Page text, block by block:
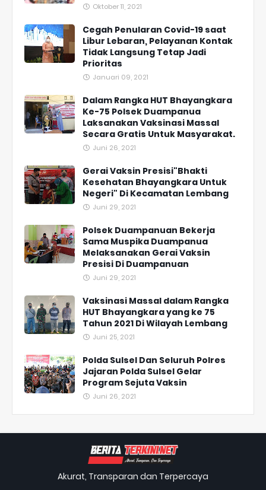
Oktober 11, 2021
Cegah Penularan Covid-19 saat
Libur Lebaran, Pelayanan Kontak
Tidak Langsung Tetap Jadi
Prioritas
Januari 09, 2021
Dalam Rangka HUT Bhayangkara
Ke-75 Polsek Duampanua
Laksanakan Vaksinasi Massal
Secara Gratis Untuk Masyarakat.
Juni 26, 2021
Gerai Vaksin Presisi"Bhakti
Kesehatan Bhayangkara Untuk
Negeri" Di Kecamatan Lembang
Juni 29, 2021
Polsek Duampanuan Bekerja
Sama Muspika Duampanua
Melaksanakan Gerai Vaksin
Presisi Di Duampanuan
Juni 29, 2021
Vaksinasi Massal dalam Rangka
HUT Bhayangkara yang ke 75
Tahun 2021 Di Wilayah Lembang
Juni 25, 2021
Polda Sulsel Dan Seluruh Polres
Jajaran Polda Sulsel Gelar
Program Sejuta Vaksin
Juni 26, 2021
Akurat, Transparan dan Terpercaya